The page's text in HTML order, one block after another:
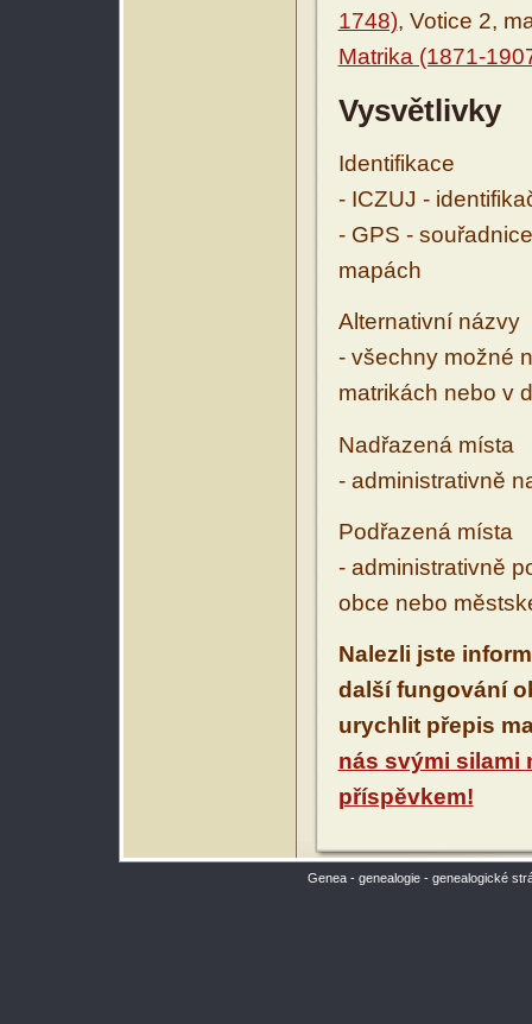
1748), Votice 2,
Matrika (1871-
Vysvětlivky
Identifikace
- ICZUJ -
- GPS -
mapách
Alternativní názvy
- všechny možné
matrikách nebo v
Nadřazená místa
- administrativně
Podřazená místa
- administrativně
obce nebo
Nalezli jste
další fungování
urychlit přepis
nás svými silami
příspěvkem!
Genea - genealogie - genealogické